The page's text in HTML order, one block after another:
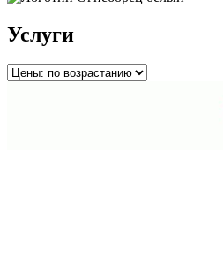
Услуги